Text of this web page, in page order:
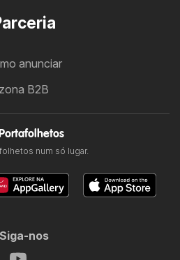
anunciar
zona B2B
num só lugar.
Siga-nos